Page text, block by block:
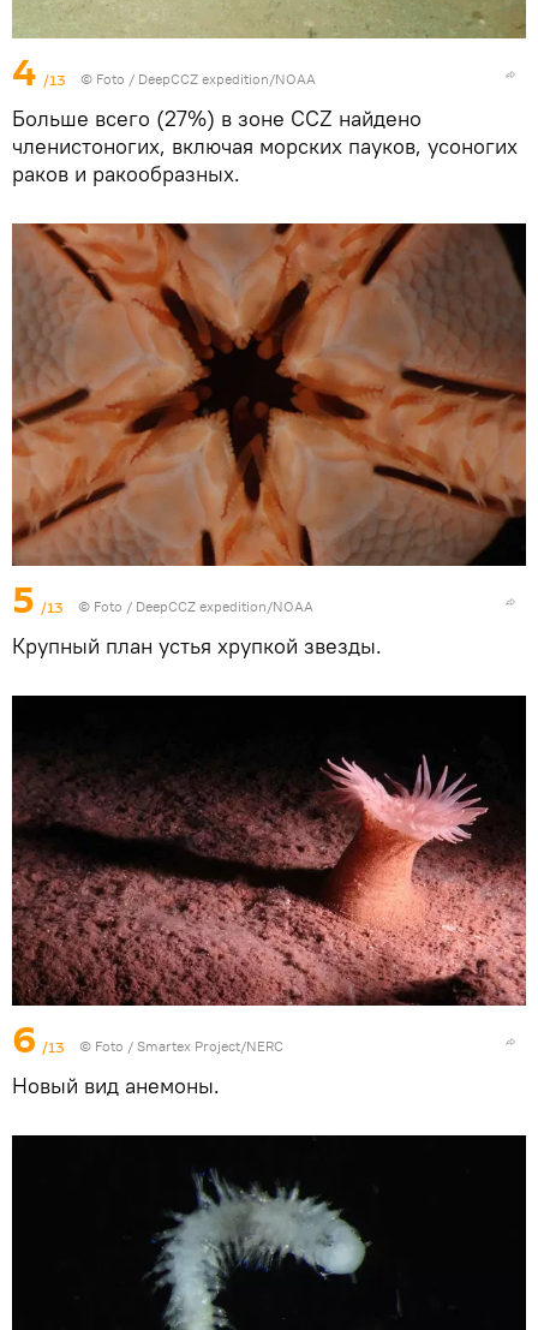
4 /13 © Foto / DeepCCZ expedition/NOAA
Больше всего (27%) в зоне CCZ найдено
членистоногих, включая морских пауков, усоногих
раков и ракообразных.
5 /13 © Foto / DeepCCZ expedition/NOAA
Крупный план устья хрупкой звезды.
6 /13 © Foto / Smartex Project/NERC
Новый вид анемоны.